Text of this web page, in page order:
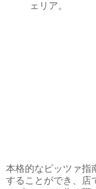
ェリア。
本格的なピッツァ指
することができ、店